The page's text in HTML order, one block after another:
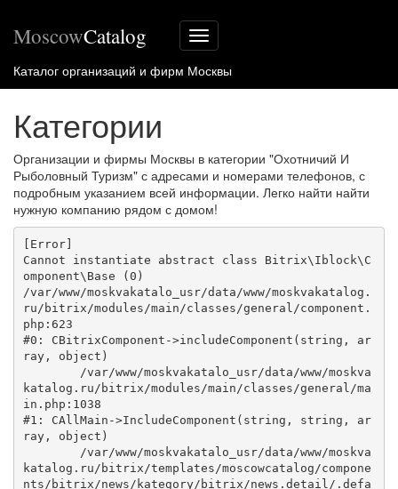
Меню
сайта
MoscowCatalog
Каталог организаций и фирм Москвы
Категории
Организации и фирмы Москвы в категории "Охотничий И
Рыболовный Туризм" с адресами и номерами телефонов, с
подробным указанием всей информации. Легко найти найти
нужную компанию рядом с домом!
[Error]
Cannot instantiate abstract class Bitrix\Iblock\C
omponent\Base (0)
/var/www/moskvakatalo_usr/data/www/moskvakatalog.
ru/bitrix/modules/main/classes/general/component.
php:623
#0: CBitrixComponent->includeComponent(string, ar
ray, object)
katalog.ru/bitrix/modules/main/classes/general/ma
in.php:1038
#1: CAllMain->IncludeComponent(string, string, ar
ray, object)
katalog.ru/bitrix/templates/moscowcatalog/compone
nts/bitrix/news/kategory/bitrix/news.detail/.defa